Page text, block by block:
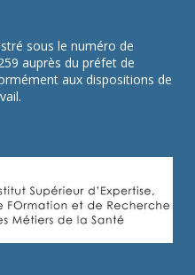
sous le numéro de
auprès du préfet de
aux dispositions de